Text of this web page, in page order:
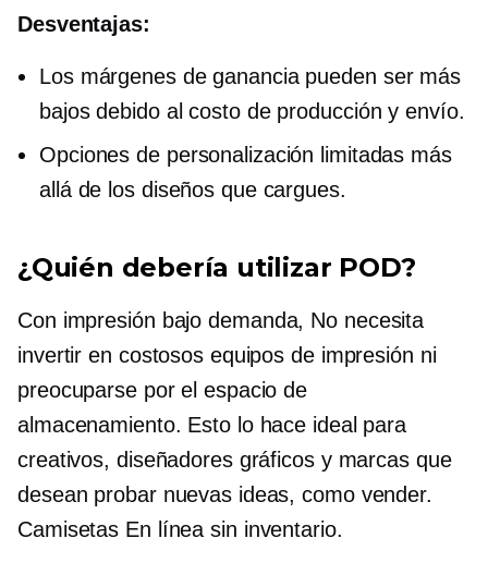
Desventajas:
Los márgenes de ganancia pueden ser más
bajos debido al costo de producción y envío.
Opciones de personalización limitadas más
allá de los diseños que cargues.
¿Quién debería utilizar POD?
Con impresión bajo demanda, No necesita
invertir en costosos equipos de impresión ni
preocuparse por el espacio de
almacenamiento. Esto lo hace ideal para
creativos, diseñadores gráficos y marcas que
desean probar nuevas ideas, como vender.
Camisetas En línea sin inventario.